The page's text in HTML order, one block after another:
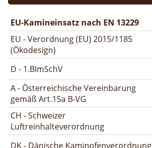
EU-Kamineinsatz nach EN 13229
EU - Verordnung (EU) 2015/1185
(Ökodesign)
D - 1.BImSchV
A - Österreichische Vereinbarung
gemäß Art.15a B-VG
CH - Schweizer
Luftreinhalteverordnung
DK - Dänische Kaminofenverordnung